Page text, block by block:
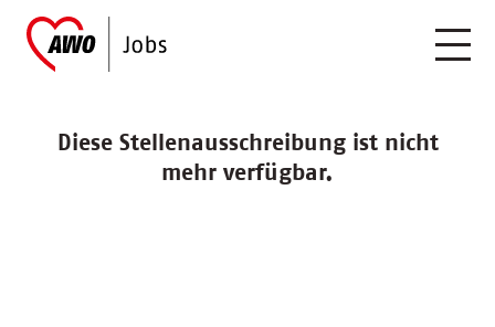
Diese Stellenausschreibung ist nicht
mehr verfügbar.